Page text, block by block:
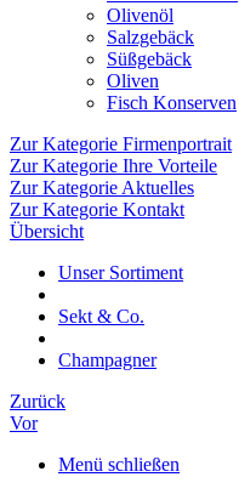
Olivenöl
Salzgebäck
Süßgebäck
Oliven
Fisch Konserven
Zur Kategorie Firmenportrait
Zur Kategorie Ihre Vorteile
Zur Kategorie Aktuelles
Zur Kategorie Kontakt
Übersicht
Unser Sortiment
Sekt & Co.
Champagner
Zurück
Vor
Menü schließen